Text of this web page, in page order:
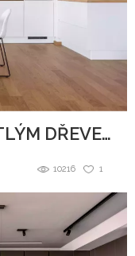
BÍLÁ KUCHYNĚ SE SVĚTLÝM DŘEVEM
1
10216